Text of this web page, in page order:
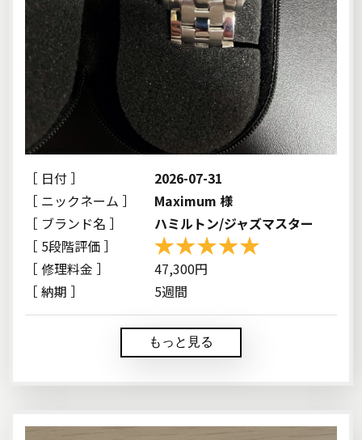
［ 日付 ］
2026-07-31
［ ニックネーム ］
Maximum 様
［ ブランド名 ］
ハミルトン/ジャズマスター
［ 5段階評価 ］
［ 修理料金 ］
47,300円
［ 納期 ］
5週間
もっと見る